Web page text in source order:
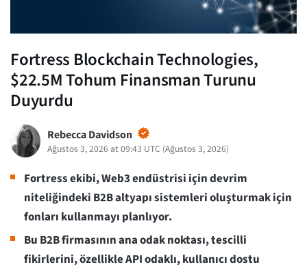
Fortress Blockchain Technologies,
$22.5M Tohum Finansman Turunu
Duyurdu
Rebecca Davidson
Ağustos 3, 2026 at 09:43 UTC (Ağustos 3, 2026)
Fortress ekibi, Web3 endüstrisi için devrim
niteliğindeki B2B altyapı sistemleri oluşturmak için
fonları kullanmayı planlıyor.
Bu B2B firmasının ana odak noktası, tescilli
fikirlerini, özellikle API odaklı, kullanıcı dostu